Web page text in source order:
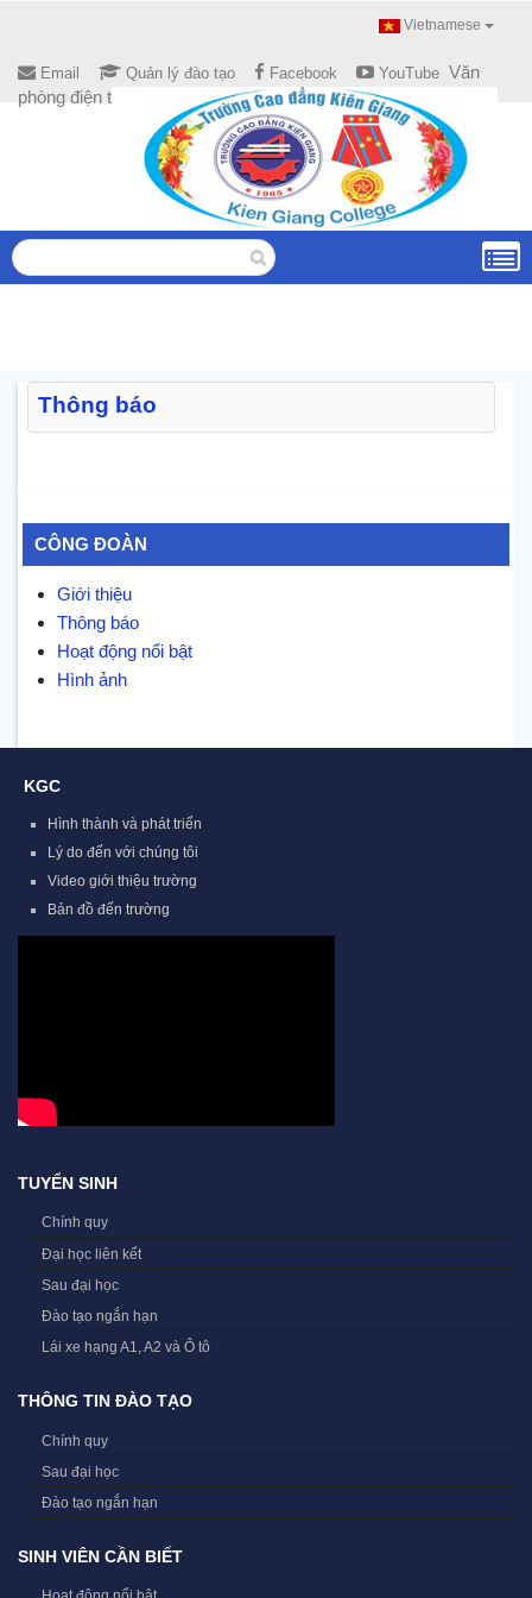
Vietnamese
Email Quản lý đào tạo Facebook YouTube Văn
phòng điện tử
Thông báo
CÔNG ĐOÀN
Giới thiệu
Thông báo
Hoạt động nổi bật
Hình ảnh
KGC
Hình thành và phát triển
Lý do đến với chúng tôi
Video giới thiệu trường
Bản đồ đến trường
TUYỂN SINH
Chính quy
Đại học liên kết
Sau đại học
Đào tạo ngắn hạn
Lái xe hạng A1, A2 và Ô tô
THÔNG TIN ĐÀO TẠO
Chính quy
Sau đại học
Đào tạo ngắn hạn
SINH VIÊN CẦN BIẾT